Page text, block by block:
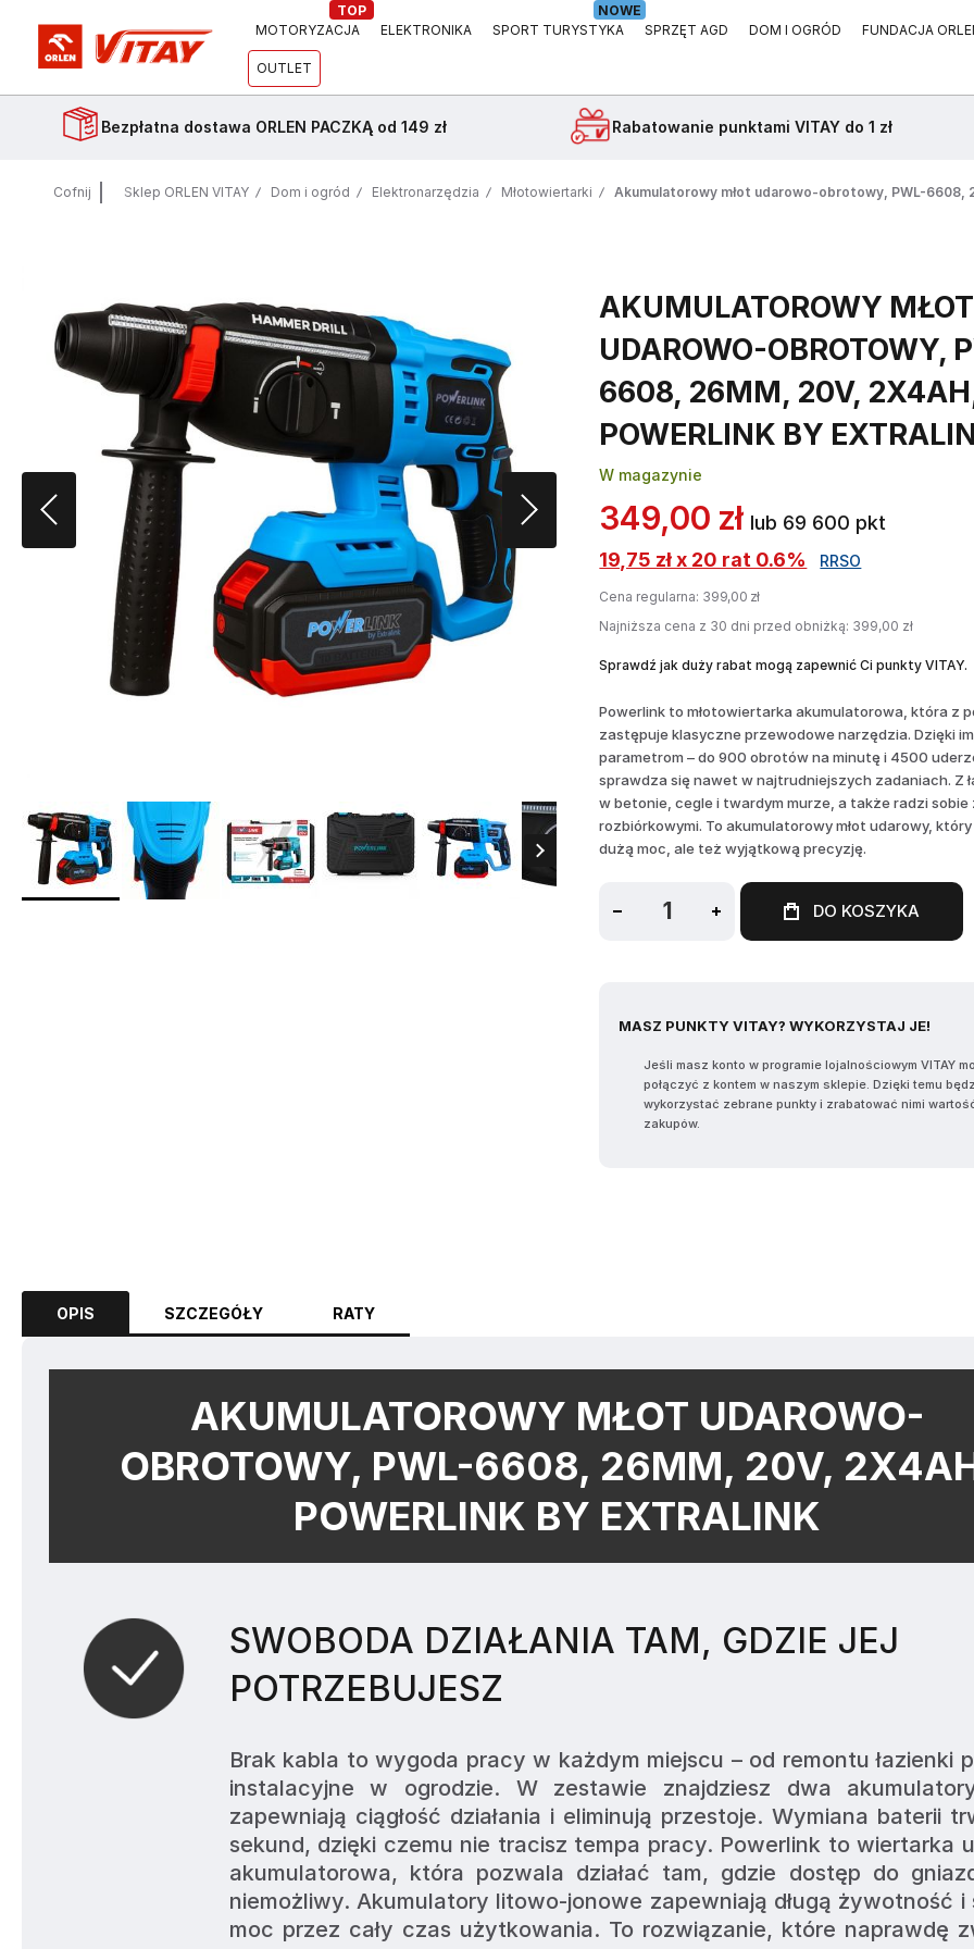
MOTORYZACJA
TOP
ELEKTRONIKA
SPORT TURYSTYKA
NOWE
SPRZĘT AGD
DOM I OGRÓD FUNDACJA
OUTLET
Bezpłatna dostawa ORLEN PACZKĄ od 149 zł Rabatowanie punktami VITAY do 1 zł
Cofnij Sklep ORLEN VITAY Dom i ogród Elektronarzędzia Młotowiertarki Akumulatorowy młot udarowo-obrotowy, PWL-6608,
AKUMULATOROWY MŁOT
UDAROWO-OBROTOWY,
6608, 26MM, 20V,
POWERLINK BY
W magazynie
349,00 zł lub 69 600 pkt
19,75 zł x 20 rat 0.6%
RRSO
Cena regularna: 399,00 zł
Najniższa cena z 30 dni przed obniżką: 399,00 zł
Sprawdź jak duży rabat mogą zapewnić Ci punkty VITAY.
Powerlink to młotowiertarka akumulatorowa, która z
zastępuje klasyczne przewodowe narzędzia. Dzięki
parametrom – do 900 obrotów na minutę i 4500
sprawdza się nawet w najtrudniejszych zadaniach. Z
w betonie, cegle i twardym murze, a także radzi sobie
rozbiórkowymi. To akumulatorowy młot udarowy,
dużą moc, ale też wyjątkową precyzję.
DO KOSZYKA
MASZ PUNKTY VITAY? WYKORZYSTAJ JE!
Jeśli masz konto w programie lojalnościowym VITAY
połączyć z kontem w naszym sklepie. Dzięki temu
wykorzystać zebrane punkty i zrabatować nimi
zakupów.
OPIS
AKUMULATOROWY MŁOT UDAROWO-
OBROTOWY, PWL-6608, 26MM, 20V,
POWERLINK BY EXTRALINK
SWOBODA DZIAŁANIA TAM, GDZIE JEJ
POTRZEBUJESZ
Brak kabla to wygoda pracy w każdym miejscu – od remontu łazienki
instalacyjne w ogrodzie. W zestawie znajdziesz dwa
zapewniają ciągłość działania i eliminują przestoje. Wymiana baterii
sekund, dzięki czemu nie tracisz tempa pracy. Powerlink to wiertarka
akumulatorowa, która pozwala działać tam, gdzie dostęp do
niemożliwy. Akumulatory litowo-jonowe zapewniają długą żywotność i
moc przez cały czas użytkowania. To rozwiązanie, które naprawdę
SZCZEGÓŁY RATY